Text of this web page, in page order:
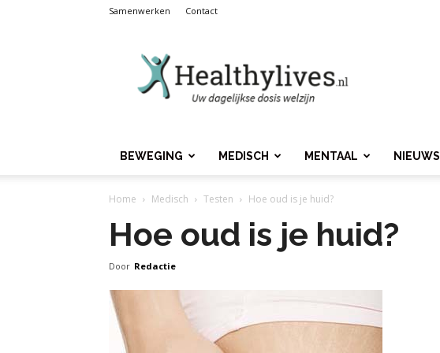
Samenwerken Contact
BEWEGING MEDISCH MENTAAL NIEUWS
Home Medisch Testen Hoe oud is je huid?
Hoe oud is je huid?
Door Redactie